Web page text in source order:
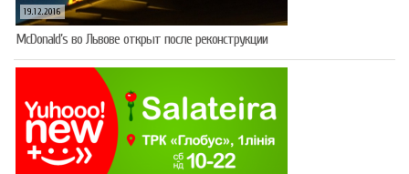
19.12.2016
McDonald’s во Львове открыт после реконструкции